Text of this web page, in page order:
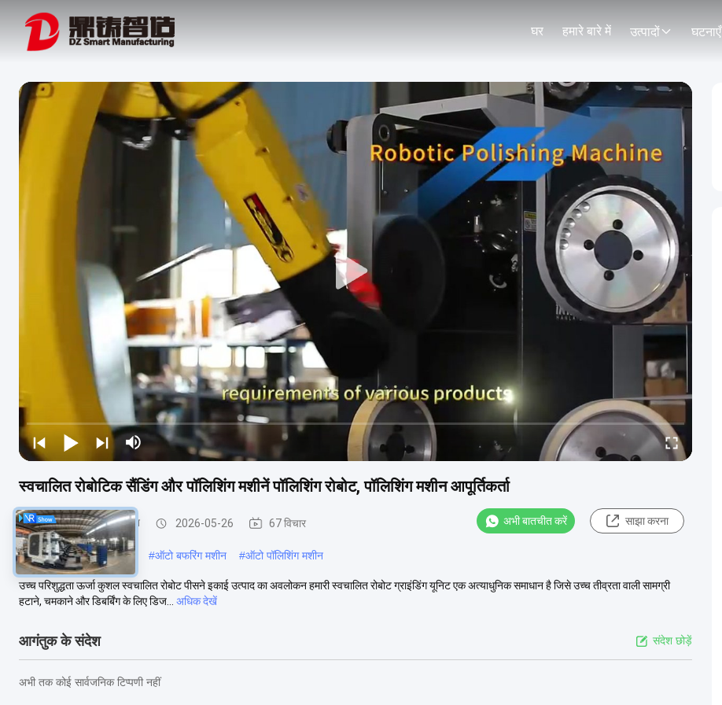
घर हमारे बारे में उत्पादों घटनाएँ
स्वचालित रोबोटिक सैंडिंग और पॉलिशिंग मशीनें पॉलिशिंग रोबोट, पॉलिशिंग मशीन आपूर्तिकर्ता
पीसने और चमकाने की मशीन 2026-05-26 67 विचार अभी बातचीत करें साझा करना
#स्वचालित धातु चमकाने मशीन #ऑटो बफरिंग मशीन #ऑटो पॉलिशिंग मशीन
उच्च परिशुद्धता ऊर्जा कुशल स्वचालित रोबोट पीसने इकाई उत्पाद का अवलोकन हमारी स्वचालित रोबोट ग्राइंडिंग यूनिट एक अत्याधुनिक समाधान है जिसे उच्च तीव्रता वाली सामग्री
हटाने, चमकाने और डिबर्बिंग के लिए डिज...
अधिक देखें
आगंतुक के संदेश संदेश छोड़ें
अभी तक कोई सार्वजनिक टिप्पणी नहीं